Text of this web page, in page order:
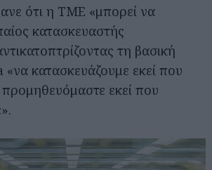
ότι η TME «μπορεί να
κατασκευαστής
τη βασική
κατασκευάζουμε εκεί που
εκεί που